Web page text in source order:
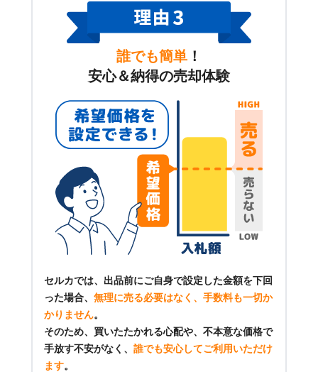
誰でも簡単 ！
安心＆納得の売却体験
セルカでは、出品前にご自身で設定した金額を下回
った場合、 無理に売る必要はなく、手数料も一切か
かりません。
そのため、買いたたかれる心配や、不本意な価格で
手放す不安がなく、 誰でも安心してご利用いただけ
ます。